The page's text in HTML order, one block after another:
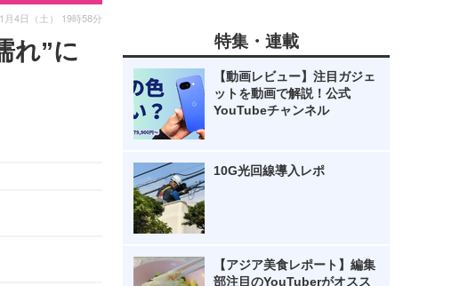
れ”に
月4日（土） 19時58分
特集・連載
【動画レビュー】注目ガジェ
ットを動画で解説！公式
YouTubeチャンネル
10G光回線導入レポ
【アジア美食レポート】編集
部注目のYouTuberがオスス